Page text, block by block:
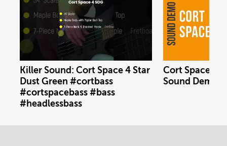
Killer Sound: Cort Space 4 Star
Dust Green #cortbass
#cortspacebass #bass
#headlessbass
Cort Space 4
Sound Demo